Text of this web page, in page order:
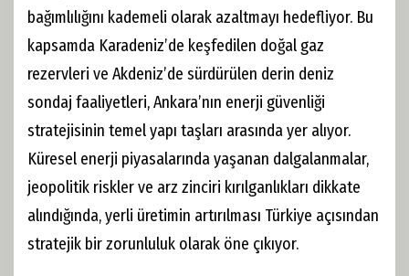
bağımlılığını kademeli olarak azaltmayı hedefliyor. Bu
kapsamda Karadeniz’de keşfedilen doğal gaz
rezervleri ve Akdeniz’de sürdürülen derin deniz
sondaj faaliyetleri, Ankara’nın enerji güvenliği
stratejisinin temel yapı taşları arasında yer alıyor.
Küresel enerji piyasalarında yaşanan dalgalanmalar,
jeopolitik riskler ve arz zinciri kırılganlıkları dikkate
alındığında, yerli üretimin artırılması Türkiye açısından
stratejik bir zorunluluk olarak öne çıkıyor.